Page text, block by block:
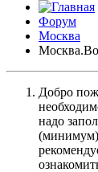
Форум
Москва
Добро
надо
(минимум)